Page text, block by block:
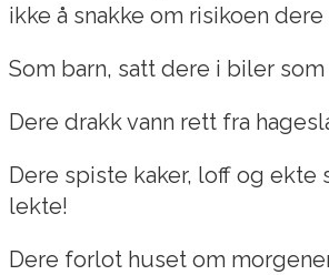
ikke å snakke om risikoen
Som barn, satt dere i biler
Dere drakk vann rett fra
Dere spiste kaker, loff og ekte
lekte!
Dere forlot huset om